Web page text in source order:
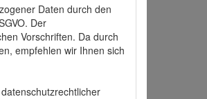
Daten durch den
Der
Vorschriften. Da durch
empfehlen wir Ihnen sich